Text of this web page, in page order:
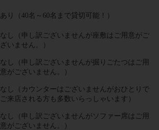
あり（40名～60名まで貸切可能！）
なし（申し訳ございませんが座敷はご用意がご
ざいません。）
なし（申し訳ございませんが掘りごたつはご用
意がございません。）
なし（カウンターはございませんがおひとりで
ご来店される方も多数いらっしゃいます）
なし（申し訳ございませんがソファー席はご用
意がございません。）